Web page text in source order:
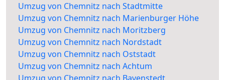
Umzug von Chemnitz nach Stadtmitte
Umzug von Chemnitz nach Marienburger Höhe
Umzug von Chemnitz nach Moritzberg
Umzug von Chemnitz nach Nordstadt
Umzug von Chemnitz nach Oststadt
Umzug von Chemnitz nach Achtum